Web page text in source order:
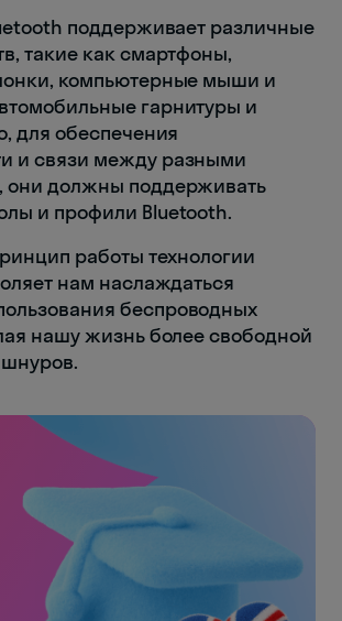
поддерживает различные
такие как смартфоны,
компьютерные мыши и
гарнитуры и
для обеспечения
и связи между разными
они должны поддерживать
и профили Bluetooth.
работы технологии
нам наслаждаться
беспроводных
нашу жизнь более свободной